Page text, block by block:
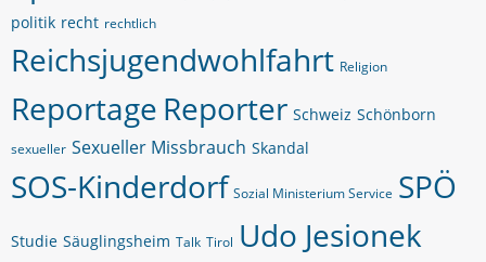
politik recht rechtlich
Reichsjugendwohlfahrt Religion
Reportage Reporter Schweiz Schönborn
sexueller Sexueller Missbrauch Skandal
SOS-Kinderdorf Sozial Ministerium Service SPÖ
Studie Säuglingsheim Talk Tirol Udo Jesionek